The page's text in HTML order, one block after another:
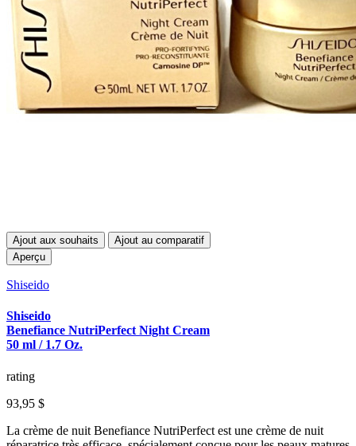
Ajout aux souhaits
Ajout au comparatif
Aperçu
Shiseido
Shiseido
Benefiance NutriPerfect Night Cream
50 ml / 1.7 Oz.
rating
93,95 $
La crème de nuit Benefiance NutriPerfect est une crème de nuit